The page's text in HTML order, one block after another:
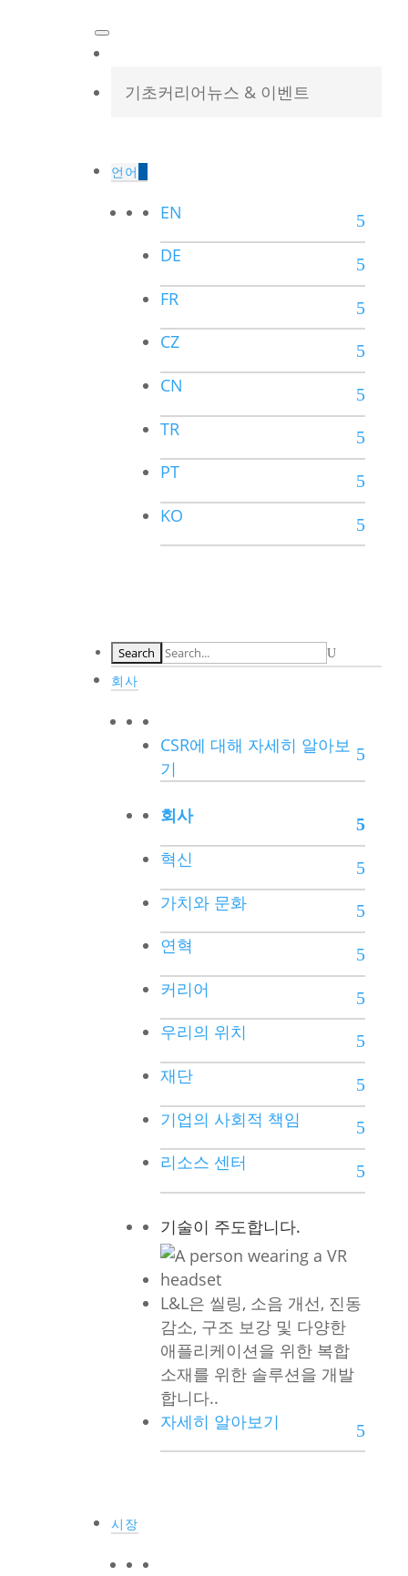
기초커리어뉴스 & 이벤트
언어
EN
DE
FR
CZ
CN
TR
PT
KO
회사
CSR에 대해 자세히 알아보
기
회사
혁신
가치와 문화
연혁
커리어
우리의 위치
재단
기업의 사회적 책임
리소스 센터
기술이 주도합니다.
L&L은 씰링, 소음 개선, 진동
감소, 구조 보강 및 다양한
애플리케이션을 위한 복합
소재를 위한 솔루션을 개발
합니다..
자세히 알아보기
시장